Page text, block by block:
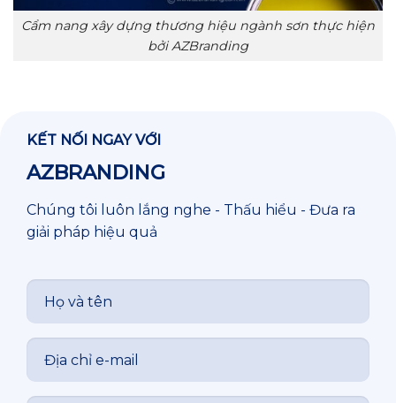
Cẩm nang xây dựng thương hiệu ngành sơn thực hiện
bởi AZBranding
KẾT NỐI NGAY VỚI
AZBRANDING
Chúng tôi luôn lắng nghe - Thấu hiểu - Đưa ra
giải pháp hiệu quả